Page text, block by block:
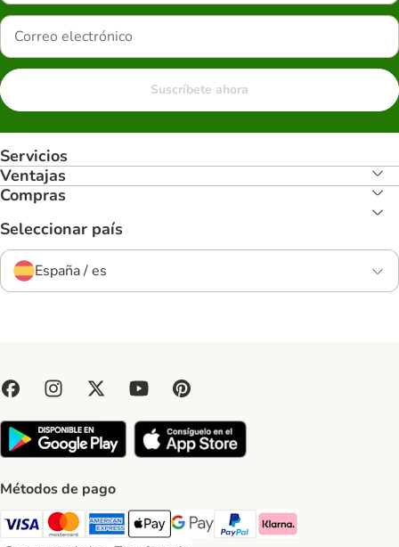
Suscríbete ahora
Servicios
Ventajas
Compras
Seleccionar país
España / es
Métodos de pago
Visa Payment Method
Mastercard Payment Method
American Express Payment Method
Apple Pay Payment Method
Google Pay Payment Method
PayPal Payment Method
Klarna Payment Method